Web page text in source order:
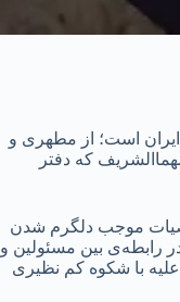
است؛ از مطهری و
که دفتر
موجب دلگرم شدن
رابطه‌ی بین مسئولین و
با شکوه کم نظیری